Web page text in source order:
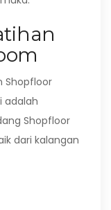
Shopfloor
adalah
Shopfloor
dari kalangan